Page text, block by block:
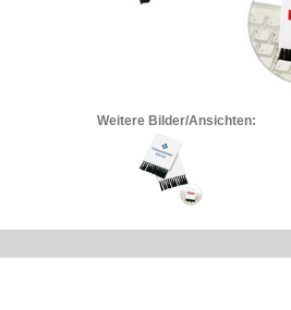
Weitere Bilder/Ansichten: